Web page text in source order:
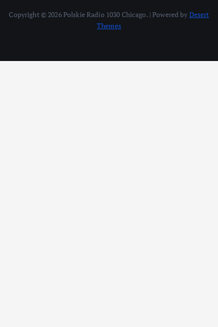
Copyright © 2026 Polskie Radio 1030 Chicago. | Powered by Desert
Themes